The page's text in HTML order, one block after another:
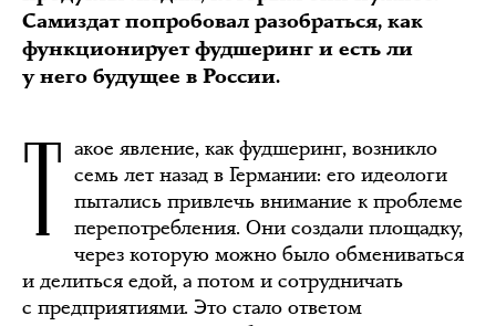
Самиздат попробовал разобраться, как
функционирует фудшеринг и есть ли
у него будущее в России.
Т акое явление, как фудшеринг, возникло
семь лет назад в Германии: его идеологи
пытались привлечь внимание к проблеме
перепотребления. Они создали площадку,
через которую можно было обмениваться
и делиться едой, а потом и сотрудничать
с предприятиями. Это стало ответом